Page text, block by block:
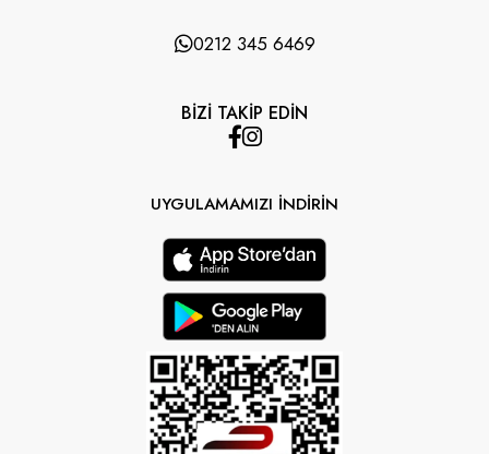
0212 345 6469
BİZİ TAKİP EDİN
UYGULAMAMIZI İNDİRİN